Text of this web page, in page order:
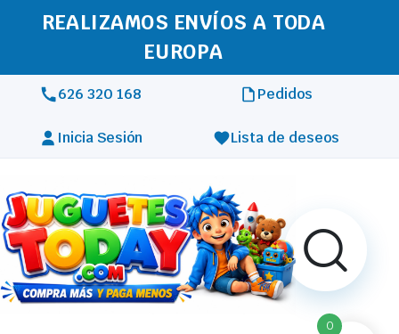
REALIZAMOS ENVÍOS A TODA
EUROPA
626 320 168 Pedidos
Inicia Sesión Lista de deseos
0